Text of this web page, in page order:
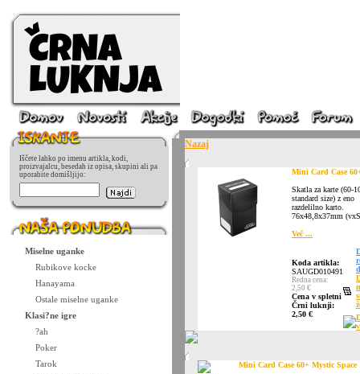
Iščete lahko po imenu artikla, kodi,
proizvajalcu, besedah iz opisa, skupini ali pa
uporabite domišljijo:
Miselne uganke
Rubikove kocke
Hanayama
Ostale miselne uganke
Klasi?ne igre
?ah
Poker
Tarok
Nazaj
Mini Card Case
Skatla za karte (60-
standard size) z eno
razdelilno karto.
76x48,8x37mm
Več ...
Koda artikla:
SAUGD010491
Redna cena:
2,50 €
Cena v spletni
Črni luknji:
2,50 €
Mini Card Case 60+ Mystic Space